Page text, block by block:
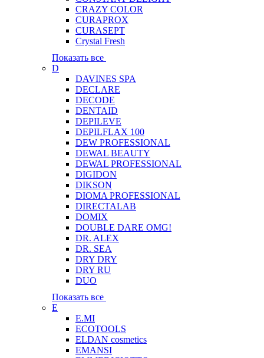
CRAZY COLOR
CURAPROX
CURASEPT
Crystal Fresh
Показать все
D
DAVINES SPA
DECLARE
DECODE
DENTAID
DEPILEVE
DEPILFLAX 100
DEW PROFESSIONAL
DEWAL BEAUTY
DEWAL PROFESSIONAL
DIGIDON
DIKSON
DIOMA PROFESSIONAL
DIRECTALAB
DOMIX
DOUBLE DARE OMG!
DR. ALEX
DR. SEA
DRY DRY
DRY RU
DUO
Показать все
E
E.MI
ECOTOOLS
ELDAN cosmetics
EMANSI